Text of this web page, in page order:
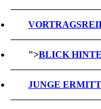
">BLICK
JUNGE